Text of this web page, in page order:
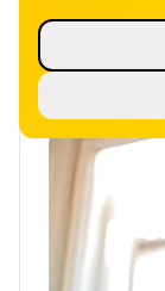
engajar, e
Leia o
7